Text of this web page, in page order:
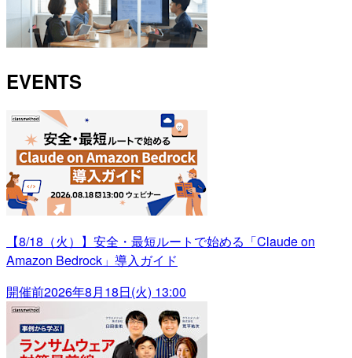
EVENTS
【8/18（火）】安全・最短ルートで始める「Claude on
Amazon Bedrock」導入ガイド
開催前2026年8月18日(火) 13:00